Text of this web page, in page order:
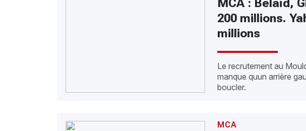
MCA : Belaïd,
200 millions.
millions
Le recrutement au
manque quun arrière
boucler.
MCA